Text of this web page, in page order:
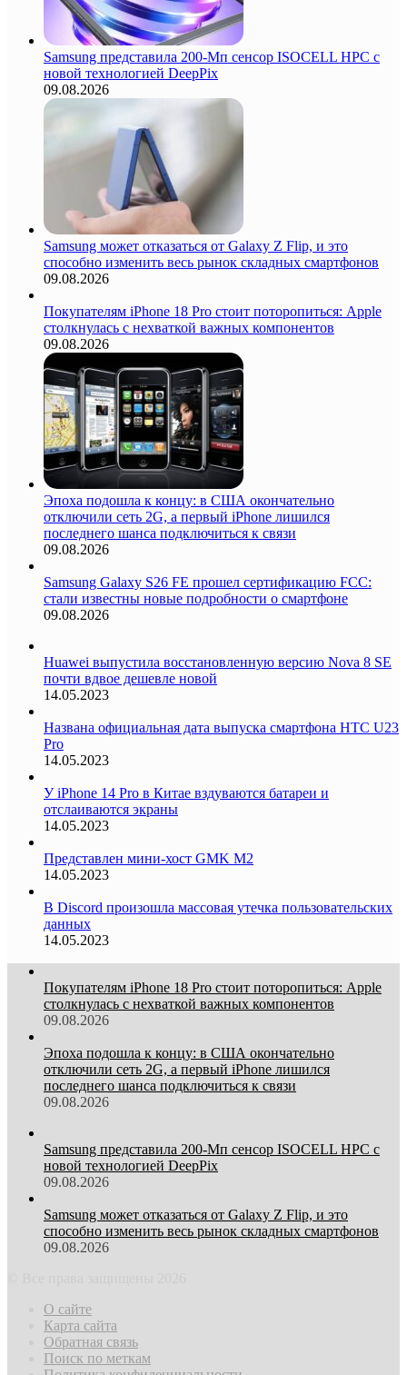
Samsung представила 200-Мп сенсор ISOCELL HPC с
новой технологией DeepPix
09.08.2026
Samsung может отказаться от Galaxy Z Flip, и это
способно изменить весь рынок складных смартфонов
09.08.2026
Покупателям iPhone 18 Pro стоит поторопиться: Apple
столкнулась с нехваткой важных компонентов
09.08.2026
Эпоха подошла к концу: в США окончательно
отключили сеть 2G, а первый iPhone лишился
последнего шанса подключиться к связи
09.08.2026
Samsung Galaxy S26 FE прошел сертификацию FCC:
стали известны новые подробности о смартфоне
09.08.2026
Huawei выпустила восстановленную версию Nova 8 SE
почти вдвое дешевле новой
14.05.2023
Названа официальная дата выпуска смартфона HTC U23
Pro
14.05.2023
У iPhone 14 Pro в Китае вздуваются батареи и
отслаиваются экраны
14.05.2023
Представлен мини-хост GMK M2
14.05.2023
В Discord произошла массовая утечка пользовательских
данных
14.05.2023
Покупателям iPhone 18 Pro стоит поторопиться: Apple
столкнулась с нехваткой важных компонентов
09.08.2026
Эпоха подошла к концу: в США окончательно
отключили сеть 2G, а первый iPhone лишился
последнего шанса подключиться к связи
09.08.2026
Samsung представила 200-Мп сенсор ISOCELL HPC с
новой технологией DeepPix
09.08.2026
Samsung может отказаться от Galaxy Z Flip, и это
способно изменить весь рынок складных смартфонов
09.08.2026
О сайте
Карта сайта
Обратная связь
Поиск по меткам